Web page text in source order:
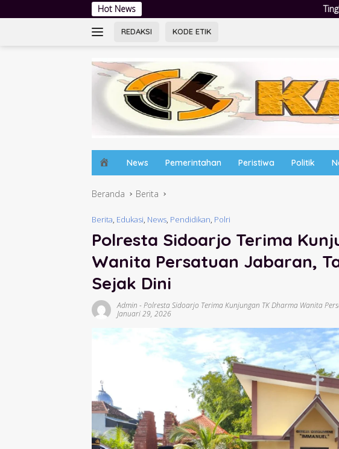
ke
Hot News Tingkatkan Literasi dan
REDAKSI KODE ETIK
o
e
News Pemerintahan Peristiwa Politik
Beranda Berita
Berita, Edukasi, News, Pendidikan, Polri
Polresta Sidoarjo Terima
Wanita Persatuan Jabaran,
Sejak Dini
Admin -Polresta Sidoarjo Terima Kunjungan TK Dharma Wanita
Januari 29, 2026